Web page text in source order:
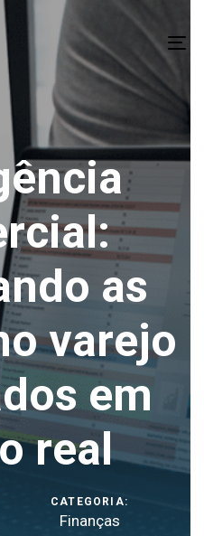
as
varejo
em
real
CATEGORIA:
Finanças